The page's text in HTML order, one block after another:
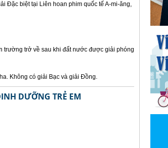
Đặc biệt tại Liên hoan phim quốc tế A-mi-ăng,
trường trở về sau khi đất nước được giải phóng
Không có giải Bạc và giải Đồng.
DƯỠNG TRẺ EM